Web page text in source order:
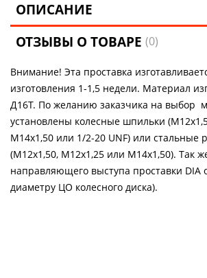
ОПИСАНИЕ
ОТЗЫВЫ О ТОВАРЕ(0)
Внимание! Эта проставка
изготовления 1-1,5 недели. Материал
Д16Т. По желанию заказчика на выбор
установлены колесные шпильки
М14х1,50 или 1/2-20 UNF) или стальные
(М12х1,50, М12х1,25 или М14х1,50). Так
направляющего выступа проставки DIA
диаметру ЦО колесного диска).